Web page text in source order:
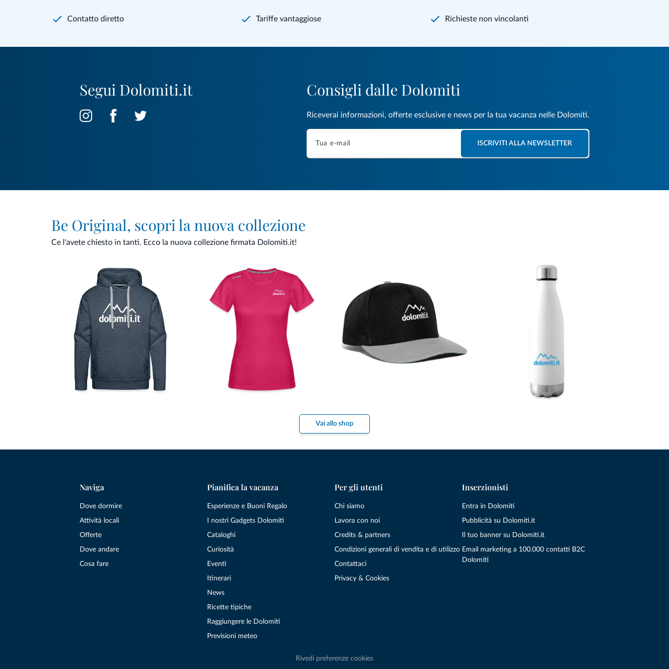
Contatto diretto Tariffe vantaggiose Richieste non vincolanti
Segui Dolomiti.it Consigli dalle Dolomiti
Riceverai informazioni, offerte esclusive e news per la tua vacanza nelle Dolomiti.
ISCRIVITI ALLA NEWSLETTER
Be Original, scopri la nuova collezione
Ce l'avete chiesto in tanti. Ecco la nuova collezione firmata Dolomiti.it!
Vai allo shop
Naviga
Dove dormire
Attività locali
Offerte
Dove andare
Cosa fare
Pianifica la vacanza
Esperienze e Buoni Regalo
I nostri Gadgets Dolomiti
Cataloghi
Curiosità
Eventi
Itinerari
News
Ricette tipiche
Raggiungere le Dolomiti
Previsioni meteo
Per gli utenti
Chi siamo
Lavora con noi
Credits & partners
Condizioni generali di vendita e di utilizzo
Contattaci
Privacy & Cookies
Inserzionisti
Entra in Dolomiti
Pubblicità su Dolomiti.it
Il tuo banner su Dolomiti.it
Email marketing a 100.000 contatti B2C
Dolomiti
Rivedi preferenze cookies